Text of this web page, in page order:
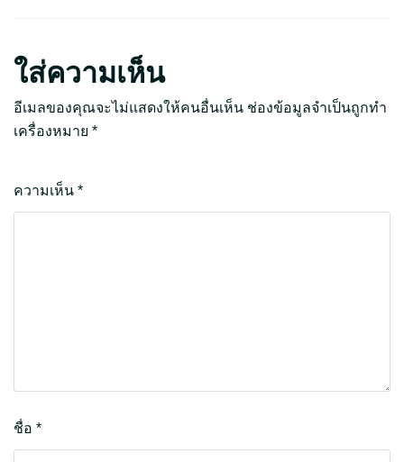
ใส่ความเห็น
อีเมลของคุณจะไม่แสดงให้คนอื่นเห็น ช่องข้อมูลจำเป็นถูกทำ
เครื่องหมาย *
ความเห็น *
ชื่อ *